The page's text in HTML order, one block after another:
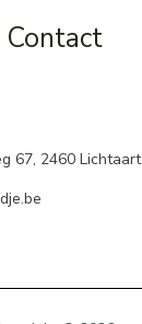
Contact
67, 2460 Lichtaart